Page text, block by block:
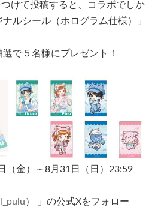
けて投稿すると、コラボでしか
ルシール（ホログラム仕様）」
で５名様にプレゼント！
（金）～8月31日（日）23:59
） 」の公式Xをフォロー